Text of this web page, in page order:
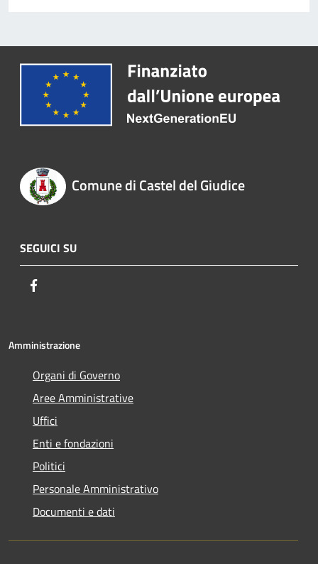
Comune di Castel del Giudice
SEGUICI SU
Amministrazione
Organi di Governo
Aree Amministrative
Uffici
Enti e fondazioni
Politici
Personale Amministrativo
Documenti e dati